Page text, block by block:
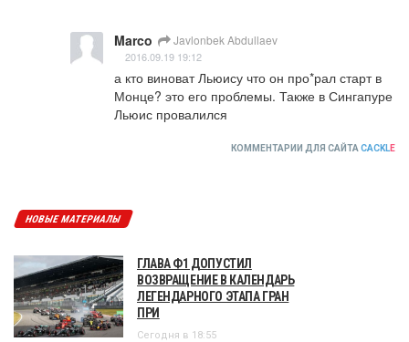
Marco Javlonbek Abdullaev
2016.09.19 19:12
а кто виноват Льюису что он про*рал старт в
Монце? это его проблемы. Также в Сингапуре
Льюис провалился
КОММЕНТАРИИ ДЛЯ САЙТА CACKLE
НОВЫЕ МАТЕРИАЛЫ
ГЛАВА Ф1 ДОПУСТИЛ
ВОЗВРАЩЕНИЕ В КАЛЕНДАРЬ
ЛЕГЕНДАРНОГО ЭТАПА ГРАН
ПРИ
Сегодня в 18:55